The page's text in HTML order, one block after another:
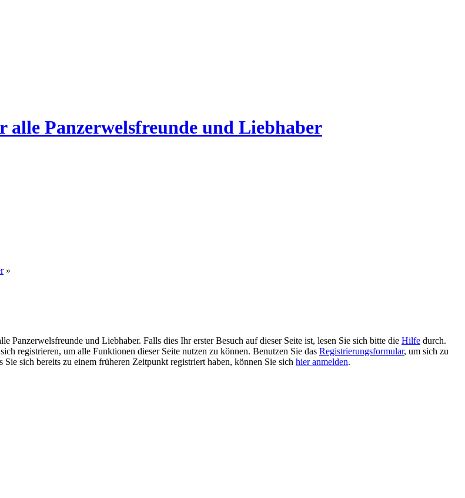
alle Panzerwelsfreunde und Liebhaber
»
und Liebhaber. Falls dies Ihr erster Besuch auf dieser Seite ist, lesen Sie sich bitte die Hilfe durch.
registrieren, um alle Funktionen dieser Seite nutzen zu können. Benutzen Sie das Registrierungsformular, um sich zu
Sie sich bereits zu einem früheren Zeitpunkt registriert haben, können Sie sich hier anmelden.